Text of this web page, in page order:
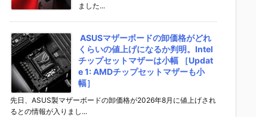
ました...
ASUSマザーボードの卸価格がどれ
くらいの値上げになるか判明。Intel
チップセットマザーは小幅 ［Updat
e 1: AMDチップセットマザーも小
幅］
先日、ASUS製マザーボードの卸価格が2026年8月に値上げされ
るとの情報が入りまし...